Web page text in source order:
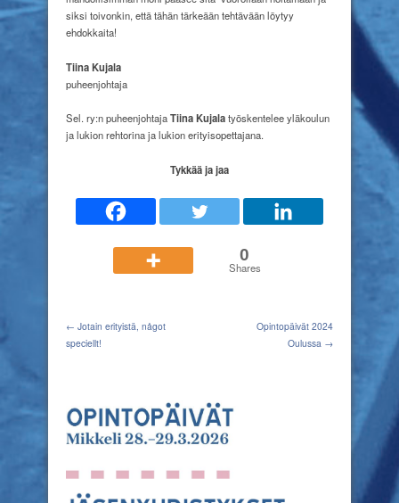
siksi toivonkin, että tähän tärkeään tehtävään löytyy
ehdokkaita!
Tiina Kujala
puheenjohtaja
Sel. ry:n puheenjohtajaTiina Kujalatyöskentelee yläkoulun
ja lukion rehtorina ja lukion erityisopettajana.
Tykkää ja jaa
0
Shares
← Jotain erityistä, något
speciellt!
Opintopäivät 2024
Oulussa →